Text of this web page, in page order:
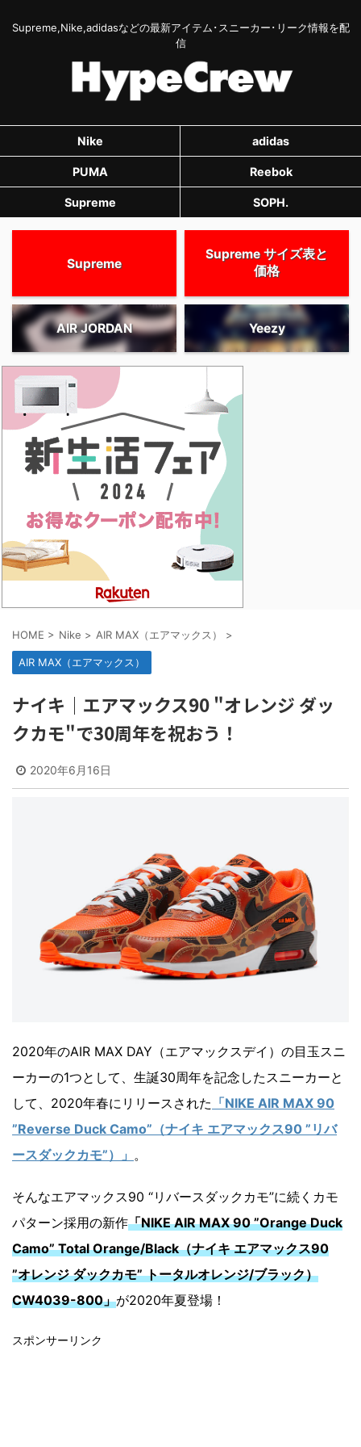
Supreme,Nike,adidasなどの最新アイテム･スニーカー･リーク情報を配
信
Nike adidas
PUMA Reebok
Supreme SOPH.
Supreme
Supreme サイズ表と
価格
AIR JORDAN Yeezy
HOME > Nike > AIR MAX（エアマックス） >
AIR MAX（エアマックス）
ナイキ｜エアマックス90 "オレンジ ダッ
クカモ"で30周年を祝おう！
2020年6月16日
2020年のAIR MAX DAY（エアマックスデイ）の目玉スニ
ーカーの1つとして、生誕30周年を記念したスニーカーと
して、2020年春にリリースされた 「NIKE AIR MAX 90
”Reverse Duck Camo”（ナイキ エアマックス90 ”リバ
ースダックカモ”）」 。
そんなエアマックス90 “リバースダックカモ”に続くカモ
パターン採用の新作「NIKE AIR MAX 90 ”Orange Duck
Camo” Total Orange/Black（ナイキ エアマックス90
”オレンジ ダックカモ” トータルオレンジ/ブラック）
CW4039-800」が2020年夏登場！
スポンサーリンク